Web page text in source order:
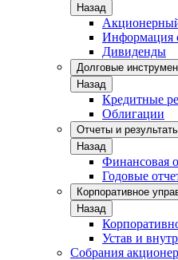
Назад
Информация
Дивиденды
Долговые
Назад
Кредитные
Облигации
Отчеты и
Назад
Финансовая
Годовые
Корпоративное
Назад
Устав и
Собрания